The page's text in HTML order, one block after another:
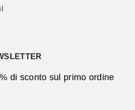
di sconto sul primo ordine